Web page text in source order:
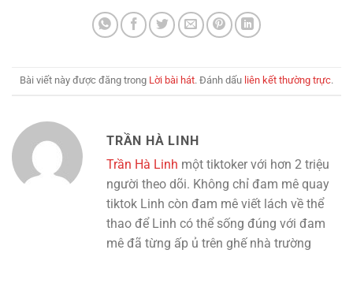
Bài viết này được đăng trong Lời bài hát. Đánh dấu liên kết thường trực.
TRẦN HÀ LINH
Trần Hà Linh một tiktoker với hơn 2 triệu
người theo dõi. Không chỉ đam mê quay
tiktok Linh còn đam mê viết lách về thể
thao để Linh có thể sống đúng với đam
mê đã từng ấp ủ trên ghế nhà trường